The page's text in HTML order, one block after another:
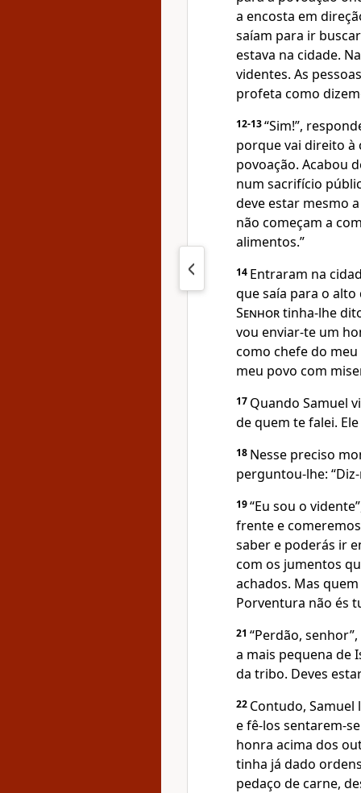
a encosta em
saíam para ir
estava na cidade.
videntes. As
profeta como
12-13“Sim!”,
porque vai direito à
povoação. Acabou
num sacrifício
deve estar mesmo
não começam a
alimentos.”
14 Entraram na
que saía para o
Senhortinha-lhe
vou enviar-te um
como chefe do
meu povo com
17 Quando Samuel
de quem te falei.
18 Nesse preciso
perguntou-lhe:
19“Eu sou o
frente e
saber e poderás ir
com os jumentos
achados. Mas
Porventura não és
21 “Perdão,
a mais pequena de
da tribo. Deves
22 Contudo, Samuel
e fê-los sentarem-
honra acima dos
tinha já dado
pedaço de carne,